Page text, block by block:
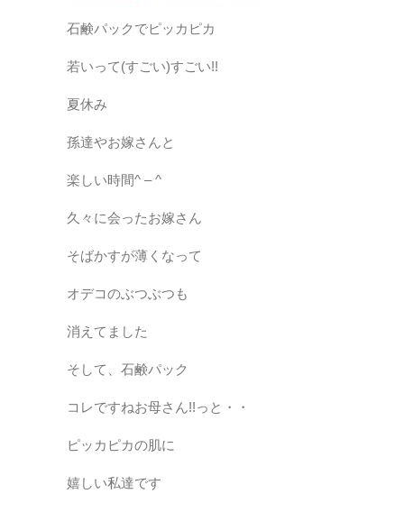
石鹸パックでピッカピカ
若いって(すごい)すごい!!
夏休み
孫達やお嫁さんと
楽しい時間^ – ^
久々に会ったお嫁さん
そばかすが薄くなって
オデコのぶつぶつも
消えてました
そして、石鹸パック️
コレですねお母さん!!っと・・
ピッカピカの肌に
嬉しい私達です